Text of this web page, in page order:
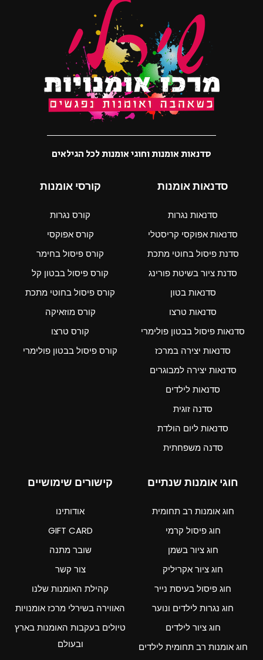
סדנאות אומנות וחוגי אומנות לכל הגילאים
סדנאות אומנות
סדנאות נגרות
סדנאות אפוקסי קריסטלי
סדנת פיסול בחוטי מתכת
סדנת ציור בשיטת פורינג
סדנאות בטון
סדנאות טרצו
סדנאות פיסול בבטון פולימרי
סדנאות יצירה במרכז
סדנאות יצירה למבוגרים
סדנאות לילדים
סדנה זוגית
סדנאות ליום הולדת
סדנה משפחתית
קורסי אומנות
קורס נגרות
קורס אפוקסי
קורס פיסול בחימר
קורס פיסול בבטון קל
קורס פיסול בחוטי מתכת
קורס מוזאיקה
קורס טרצו
קורס פיסול בבטון פולימרי
חוגי אומנות שנתיים
חוג אומנות רב תחומית
חוג פיסול קרמי
חוג ציור בשמן
חוג ציור אקריליק
חוג פיסול בעיסת נייר
חוג נגרות לילדים ונוער
חוג ציור לילדים
חוג אומנות רב תחומית לילדים
קישורים שימושיים
אודותינו
GIFT CARD
שובר מתנה
צור קשר
קהילת האומנות שלנו
האווירה בשירלי מרכז אומנויות
טיולים בעקבות האומנות בארץ
ובעולם